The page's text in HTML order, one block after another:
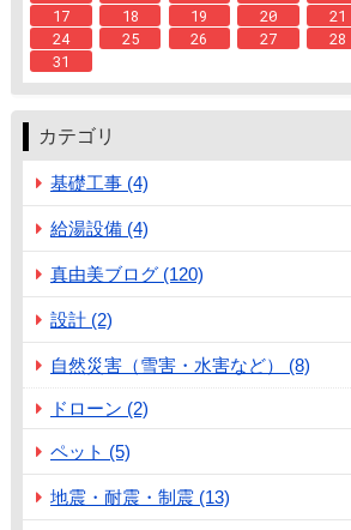
17
18 19 20 21
24
25 26 27 28
31
カテゴリ
基礎工事 (4)
給湯設備 (4)
真由美ブログ (120)
設計 (2)
自然災害（雪害・水害など） (8)
ドローン (2)
ペット (5)
地震・耐震・制震 (13)